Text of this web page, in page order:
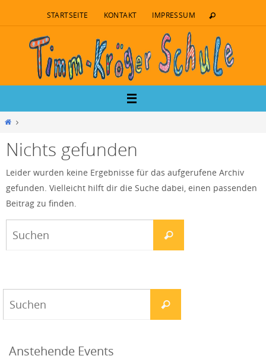
STARTSEITE KONTAKT IMPRESSUM
Nichts gefunden
Leider wurden keine Ergebnisse für das aufgerufene Archiv
gefunden. Vielleicht hilft dir die Suche dabei, einen passenden
Beitrag zu finden.
Anstehende Events